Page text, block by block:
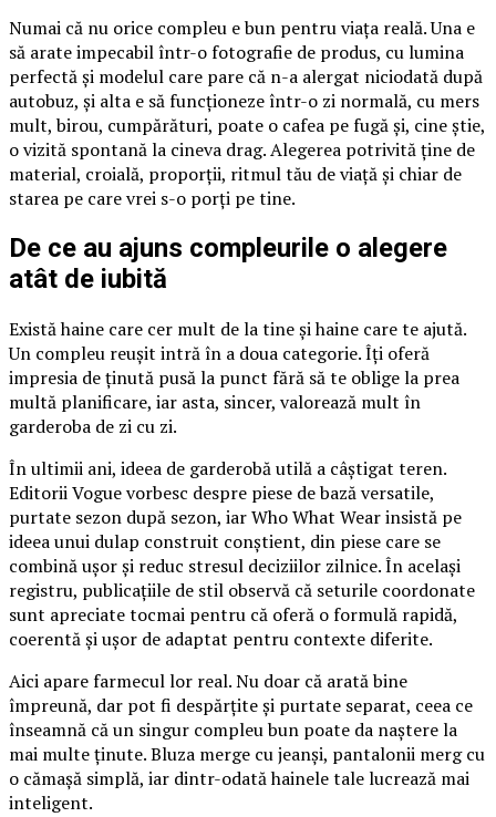
Numai că nu orice compleu e bun pentru viața reală. Una e
să arate impecabil într-o fotografie de produs, cu lumina
perfectă și modelul care pare că n-a alergat niciodată după
autobuz, și alta e să funcționeze într-o zi normală, cu mers
mult, birou, cumpărături, poate o cafea pe fugă și, cine știe,
o vizită spontană la cineva drag. Alegerea potrivită ține de
material, croială, proporții, ritmul tău de viață și chiar de
starea pe care vrei s-o porți pe tine.
De ce au ajuns compleurile o alegere
atât de iubită
Există haine care cer mult de la tine și haine care te ajută.
Un compleu reușit intră în a doua categorie. Îți oferă
impresia de ținută pusă la punct fără să te oblige la prea
multă planificare, iar asta, sincer, valorează mult în
garderoba de zi cu zi.
În ultimii ani, ideea de garderobă utilă a câștigat teren.
Editorii Vogue vorbesc despre piese de bază versatile,
purtate sezon după sezon, iar Who What Wear insistă pe
ideea unui dulap construit conștient, din piese care se
combină ușor și reduc stresul deciziilor zilnice. În același
registru, publicațiile de stil observă că seturile coordonate
sunt apreciate tocmai pentru că oferă o formulă rapidă,
coerentă și ușor de adaptat pentru contexte diferite.
Aici apare farmecul lor real. Nu doar că arată bine
împreună, dar pot fi despărțite și purtate separat, ceea ce
înseamnă că un singur compleu bun poate da naștere la
mai multe ținute. Bluza merge cu jeanși, pantalonii merg cu
o cămașă simplă, iar dintr-odată hainele tale lucrează mai
inteligent.